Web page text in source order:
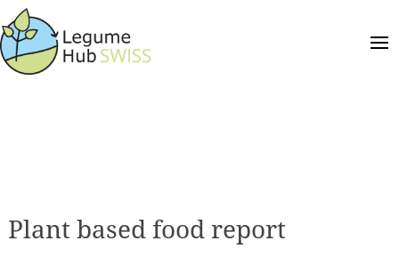
Plant based food report